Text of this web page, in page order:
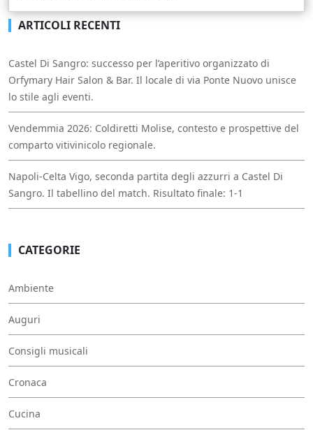
ARTICOLI RECENTI
Castel Di Sangro: successo per l’aperitivo organizzato di
Orfymary Hair Salon & Bar. Il locale di via Ponte Nuovo unisce
lo stile agli eventi.
Vendemmia 2026: Coldiretti Molise, contesto e prospettive del
comparto vitivinicolo regionale.
Napoli-Celta Vigo, seconda partita degli azzurri a Castel Di
Sangro. Il tabellino del match. Risultato finale: 1-1
CATEGORIE
Ambiente
Auguri
Consigli musicali
Cronaca
Cucina